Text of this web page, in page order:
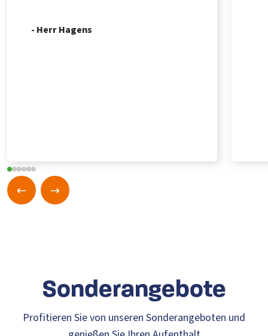
- Herr Hagens
Sonderangebote
Profitieren Sie von unseren Sonderangeboten und